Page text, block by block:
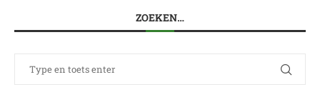
ZOEKEN…